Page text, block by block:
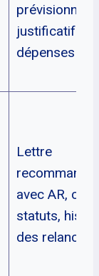
prévisionnel,
justificatifs
dépenses
Lettre
avec AR,
statuts,
des relances